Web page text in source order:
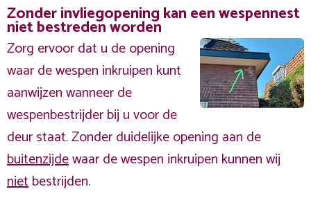
Zonder invliegopening kan een wespennest
niet bestreden worden
Zorg ervoor dat u de opening
waar de wespen inkruipen kunt
aanwijzen wanneer de
wespenbestrijder bij u voor de
deur staat. Zonder duidelijke opening aan de
buitenzijdewaar de wespen inkruipen kunnen wij
nietbestrijden.